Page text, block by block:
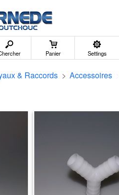
Panier Settings
& Raccords > Accessoires